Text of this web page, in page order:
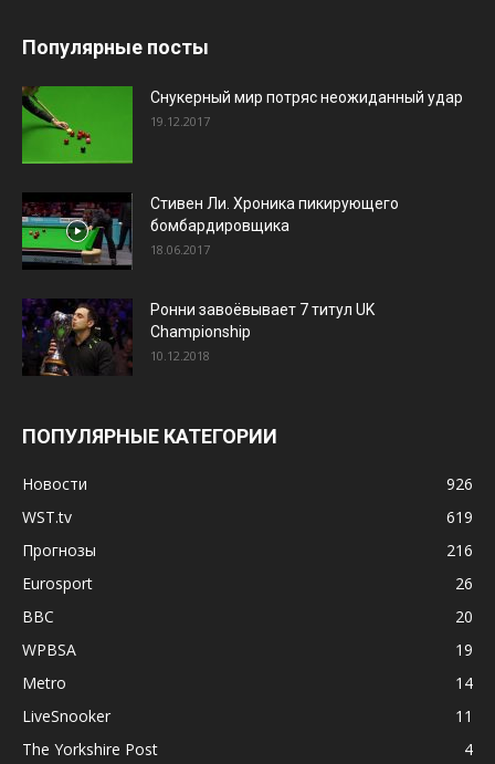
Популярные посты
Снукерный мир потряс неожиданный удар
19.12.2017
Стивен Ли. Хроника пикирующего
бомбардировщика
18.06.2017
Ронни завоёвывает 7 титул UK
Championship
10.12.2018
ПОПУЛЯРНЫЕ КАТЕГОРИИ
Новости
926
WST.tv
619
Прогнозы
216
Eurosport
26
BBC
20
WPBSA
19
Metro
14
LiveSnooker
11
The Yorkshire Post
4